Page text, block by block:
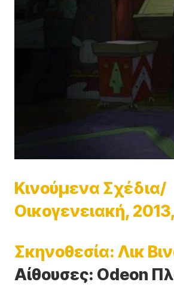
Κινούμενα Σχέδια/
Οικογενειακή,
Σκηνοθεσία: Λικ
Αίθουσες: Odeon